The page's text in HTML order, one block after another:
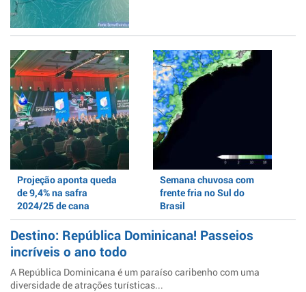
Projeção aponta queda
de 9,4% na safra
2024/25 de cana
Semana chuvosa com
frente fria no Sul do
Brasil
Destino: República Dominicana! Passeios
incríveis o ano todo
A República Dominicana é um paraíso caribenho com uma
diversidade de atrações turísticas...